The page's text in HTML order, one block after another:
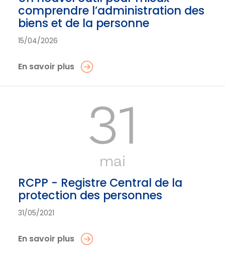
comprendre l’administration des
biens et de la personne
15/04/2026
En savoir plus
31
mai
RCPP - Registre Central de la
protection des personnes
31/05/2021
En savoir plus